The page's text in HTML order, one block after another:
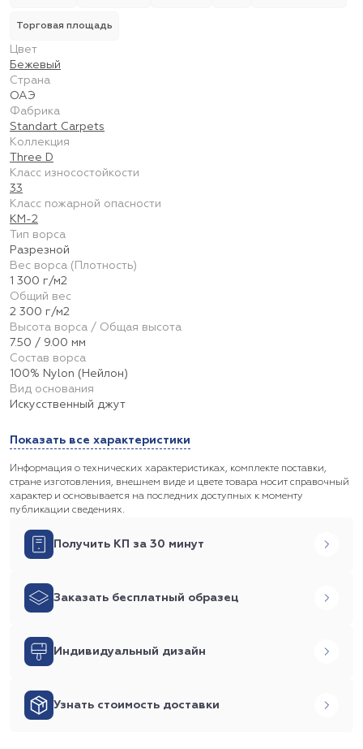
Торговая площадь
Цвет
Бежевый
Страна
ОАЭ
Фабрика
Standart Carpets
Коллекция
Three D
Класс износостойкости
33
Класс пожарной опасности
КМ-2
Тип ворса
Разрезной
Вес ворса (Плотность)
1 300 г/м2
Общий вес
2 300 г/м2
Высота ворса / Общая высота
7.50 / 9.00 мм
Состав ворса
100% Nylon (Нейлон)
Вид основания
Искусственный джут
Показать все характеристики
Информация о технических характеристиках, комплекте поставки,
стране изготовления, внешнем виде и цвете товара носит справочный
характер и основывается на последних доступных к моменту
публикации сведениях.
Получить КП за 30 минут
Заказать бесплатный образец
Индивидуальный дизайн
Узнать стоимость доставки